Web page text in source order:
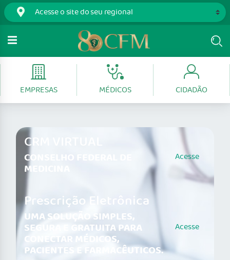
EMPRESAS MÉDICOS CIDADÃO
CRM VIRTUAL
CONSELHO FEDERAL DE
MEDICINA
Acesse
Prescrição Eletrônica
UMA SOLUÇÃO SIMPLES,
SEGURA E GRATUITA PARA
CONECTAR MÉDICOS,
PACIENTES E FARMACÊUTICOS.
Acesse